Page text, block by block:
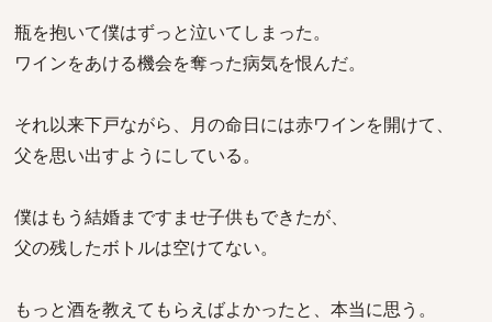
瓶を抱いて僕はずっと泣いてしまった。
ワインをあける機会を奪った病気を恨んだ。
それ以来下戸ながら、月の命日には赤ワインを開けて、
父を思い出すようにしている。
僕はもう結婚まですませ子供もできたが、
父の残したボトルは空けてない。
もっと酒を教えてもらえばよかったと、本当に思う。